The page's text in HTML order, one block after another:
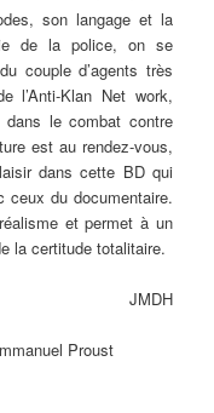
son langage et la
de la police, on se
couple d’agents très
l’Anti-Klan Net work,
dans le combat contre
est au rendez-vous,
dans cette BD qui
ceux du documentaire.
et permet à un
la certitude totalitaire.
JMDH
Proust